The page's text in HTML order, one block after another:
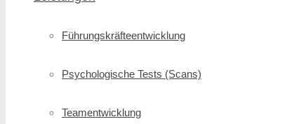
Führungskräfte­entwicklung
Psychologische Tests (Scans)
Teamentwicklung